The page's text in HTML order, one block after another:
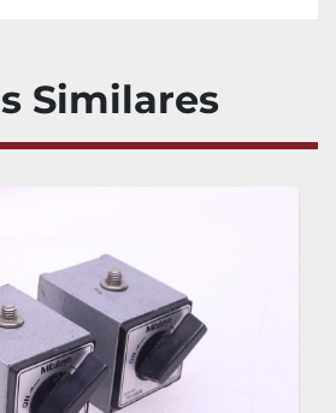
Similares